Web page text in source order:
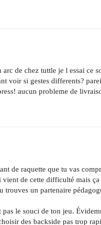
de chez tuttle je l essai ce
voir si gestes differents?
aucun probleme de
de raquette que tu vas
de cette difficulté mais
un partenaire
pas le souci de ton jeu.
des backside pas trop